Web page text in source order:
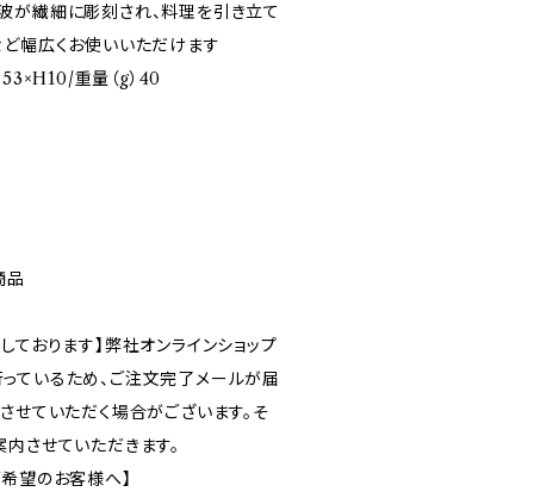
が繊細に彫刻され、料理を引き立て
幅広くお使いいただけます
53×H10/重量（g）40
品
ております】弊社オンラインショップ
ているため、ご注文完了メールが届
せていただく場合がございます。そ
させていただきます。
望のお客様へ】